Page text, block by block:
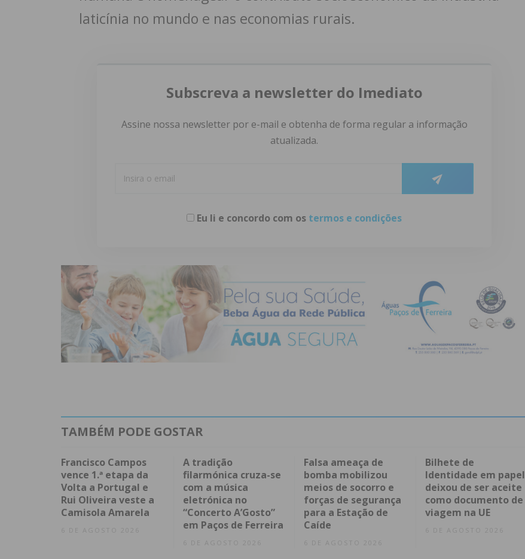
laticínia no mundo e nas economias rurais.
Subscreva a newsletter do Imediato
Assine nossa newsletter por e-mail e obtenha de forma regular a informação
atualizada.
Eu li e concordo com os termos e condições
TAMBÉM PODE GOSTAR
Francisco Campos
vence 1.ª etapa da
Volta a Portugal e
Rui Oliveira veste a
Camisola Amarela
6 DE AGOSTO 2026
A tradição
filarmónica cruza-se
com a música
eletrónica no
“Concerto A’Gosto”
em Paços de Ferreira
6 DE AGOSTO 2026
Falsa ameaça de
bomba mobilizou
meios de socorro e
forças de segurança
para a Estação de
Caíde
6 DE AGOSTO 2026
Bilhete de
Identidade em papel
deixou de ser aceite
como documento de
viagem na UE
6 DE AGOSTO 2026